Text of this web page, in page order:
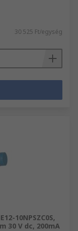
30 525 Ft/egység
10NPSZC0S,
30 V dc, 200mA